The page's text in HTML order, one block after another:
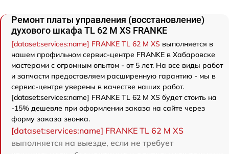
Ремонт платы управления (восстановление)
духового шкафа TL 62 M XS FRANKE
[dataset:services:name] FRANKE TL 62 M XS выполняется в
нашем профильном сервис-центре FRANKE в Хабаровске
мастерами с огромным опытом - от 5 лет. На все виды работ
и запчасти предоставляем расширенную гарантию - мы в
сервис-центре уверены в качестве наших работ.
[dataset:services:name] FRANKE TL 62 M XS будет стоить на
-15% дешевле при оформлении заказа на сайте через
форму заказа звонка.
[dataset:services:name] FRANKE TL 62 M XS
выполняется на выезде, если не требует